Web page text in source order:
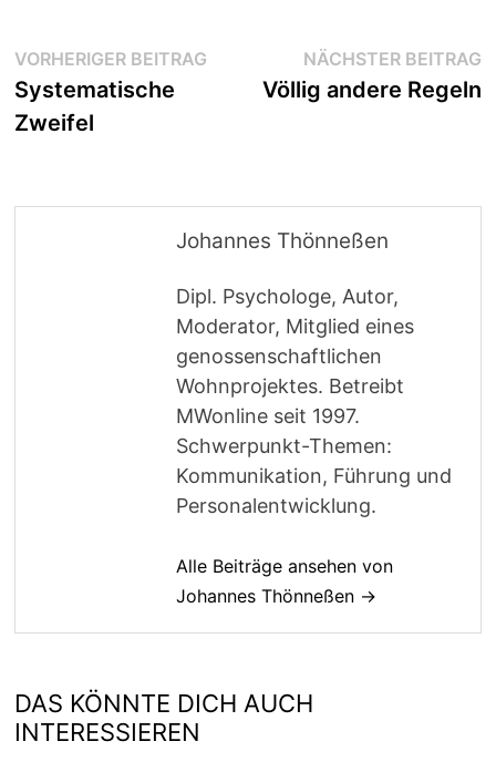
Beitragsnavigation
VORHERIGER BEITRAG Vorheriger
Beitrag:
Systematische
Zweifel
NÄCHSTER BEITRAG
Völlig andere Regeln
Johannes Thönneßen
Dipl. Psychologe, Autor,
Moderator, Mitglied eines
genossenschaftlichen
Wohnprojektes. Betreibt
MWonline seit 1997.
Schwerpunkt-Themen:
Kommunikation, Führung und
Personalentwicklung.
Alle Beiträge ansehen von
Johannes Thönneßen →
DAS KÖNNTE DICH AUCH
INTERESSIEREN